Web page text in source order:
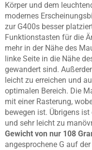
Körper und dem
modernes
zur G400s besser
Funktionstasten für die
mehr in der Nähe des
linke Seite in die Nähe
gewandert sind.
leicht zu erreichen und
optimalen Bereich. Die
mit einer Rasterung,
bewegen ist. Übrigens
und sehr leicht zu
Gewicht von nur 108
angesprochene G auf